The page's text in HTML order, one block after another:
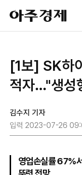
아
주
경
[1보] SK하
적자…"생성
김수지 기자
입력 2023-07-26
영업손실률 67%